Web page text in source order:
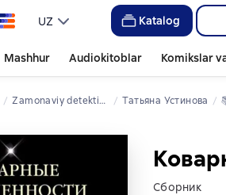
UZ Katalog
Mashhur Audiokitoblar Komikslar
zamonaviy detektivlar Татьяна Устинова
Сборник